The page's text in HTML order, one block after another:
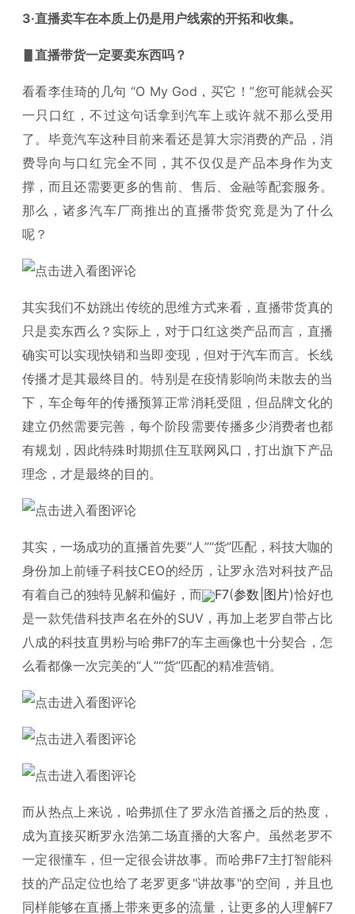
3·直播卖车在本质上仍是用户线索的开拓和收集。
▋直播带货一定要卖东西吗？
看看李佳琦的几句 “O My God，买它！”您可能就会买
一只口红，不过这句话拿到汽车上或许就不那么受用
了。毕竟汽车这种目前来看还是算大宗消费的产品，消
费导向与口红完全不同，其不仅仅是产品本身作为支
撑，而且还需要更多的售前、售后、金融等配套服务。
那么，诸多汽车厂商推出的直播带货究竟是为了什么
呢？
其实我们不妨跳出传统的思维方式来看，直播带货真的
只是卖东西么？实际上，对于口红这类产品而言，直播
确实可以实现快销和当即变现，但对于汽车而言。长线
传播才是其最终目的。特别是在疫情影响尚未散去的当
下，车企每年的传播预算正常消耗受阻，但品牌文化的
建立仍然需要完善，每个阶段需要传播多少消费者也都
有规划，因此特殊时期抓住互联网风口，打出旗下产品
理念，才是最终的目的。
其实，一场成功的直播首先要“人”“货”匹配，科技大咖的
身份加上前锤子科技CEO的经历，让罗永浩对科技产品
有着自己的独特见解和偏好，而
F7(参数 图片)恰好也
是一款凭借科技声名在外的SUV，再加上老罗自带占比
八成的科技直男粉与哈弗F7的车主画像也十分契合，怎
么看都像一次完美的“人”“货”匹配的精准营销。
而从热点上来说，哈弗抓住了罗永浩首播之后的热度，
成为直接买断罗永浩第二场直播的大客户。虽然老罗不
一定很懂车，但一定很会讲故事。而哈弗F7主打智能科
技的产品定位也给了老罗更多"讲故事"的空间，并且也
同样能够在直播上带来更多的流量，让更多的人理解F7